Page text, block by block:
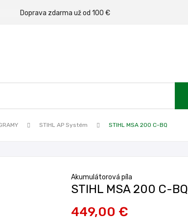
Doprava zdarma už od 100 €
STIHL AP Systém STIHL MSA 200 C-BQ
Akumulátorová píla
STIHL MSA 200 C-BQ
449,00 €